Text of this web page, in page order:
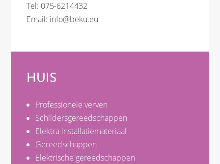
Tel: 075-6214432
Email: info@beku.eu
HUIS
Professionele verven
Schildersgereedschappen
Elektra installatiemateriaal
Gereedschappen
Elektrische gereedschappen